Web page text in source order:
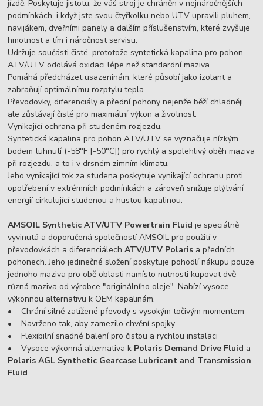
jízdě. Poskytuje jistotu, že váš stroj je chráněn v nejnáročnějších
podmínkách, i když jste svou čtyřkolku nebo UTV upravili pluhem,
navijákem, dveřními panely a dalším příslušenstvím, které zvyšuje
hmotnost a tím i náročnost servisu.
Udržuje součásti čisté, prototože syntetická kapalina pro pohon
ATV/UTV odolává oxidaci lépe než standardní maziva.
Pomáhá předcházet usazeninám, které působí jako izolant a
zabraňují optimálnímu rozptylu tepla.
Převodovky, diferenciály a přední pohony nejenže běží chladněji,
ale zůstávají čisté pro maximální výkon a životnost.
Vynikající ochrana při studeném rozjezdu.
Syntetická kapalina pro pohon ATV/UTV se vyznačuje nízkým
bodem tuhnutí (-58°F [-50°C]) pro rychlý a spolehlivý oběh maziva
při rozjezdu, a to i v drsném zimním klimatu.
Jeho vynikající tok za studena poskytuje vynikající ochranu proti
opotřebení v extrémních podmínkách a zároveň snižuje plýtvání
energií cirkulující studenou a hustou kapalinou.
AMSOIL Synthetic ATV/UTV Powertrain Fluidje speciálně
vyvinutá a doporučená společností AMSOIL pro použití v
převodovkách a diferenciálech ATV/UTV Polaris a předních
pohonech. Jeho jedinečné složení poskytuje pohodlí nákupu pouze
jednoho maziva pro obě oblasti namísto nutnosti kupovat dvě
různá maziva od výrobce "originálního oleje". Nabízí vysoce
výkonnou alternativu k OEM kapalinám.
• Chrání silně zatížené převody s vysokým točivým momentem
• Navrženo tak, aby zamezilo chvění spojky
• Flexibilní snadné balení pro čistou a rychlou instalaci
• Vysoce výkonná alternativa k Polaris Demand Drive Fluid a
Polaris AGL Synthetic Gearcase Lubricant and Transmission
Fluid